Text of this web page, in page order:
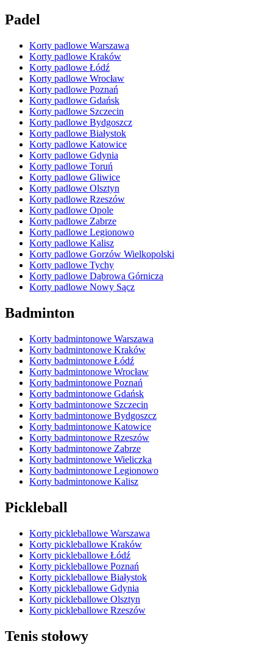
Padel
Korty padlowe Warszawa
Korty padlowe Kraków
Korty padlowe Łódź
Korty padlowe Wrocław
Korty padlowe Poznań
Korty padlowe Gdańsk
Korty padlowe Szczecin
Korty padlowe Bydgoszcz
Korty padlowe Białystok
Korty padlowe Katowice
Korty padlowe Gdynia
Korty padlowe Toruń
Korty padlowe Gliwice
Korty padlowe Olsztyn
Korty padlowe Rzeszów
Korty padlowe Opole
Korty padlowe Zabrze
Korty padlowe Legionowo
Korty padlowe Kalisz
Korty padlowe Gorzów Wielkopolski
Korty padlowe Tychy
Korty padlowe Dąbrowa Górnicza
Korty padlowe Nowy Sącz
Badminton
Korty badmintonowe Warszawa
Korty badmintonowe Kraków
Korty badmintonowe Łódź
Korty badmintonowe Wrocław
Korty badmintonowe Poznań
Korty badmintonowe Gdańsk
Korty badmintonowe Szczecin
Korty badmintonowe Bydgoszcz
Korty badmintonowe Katowice
Korty badmintonowe Rzeszów
Korty badmintonowe Zabrze
Korty badmintonowe Wieliczka
Korty badmintonowe Legionowo
Korty badmintonowe Kalisz
Pickleball
Korty pickleballowe Warszawa
Korty pickleballowe Kraków
Korty pickleballowe Łódź
Korty pickleballowe Poznań
Korty pickleballowe Białystok
Korty pickleballowe Gdynia
Korty pickleballowe Olsztyn
Korty pickleballowe Rzeszów
Tenis stołowy